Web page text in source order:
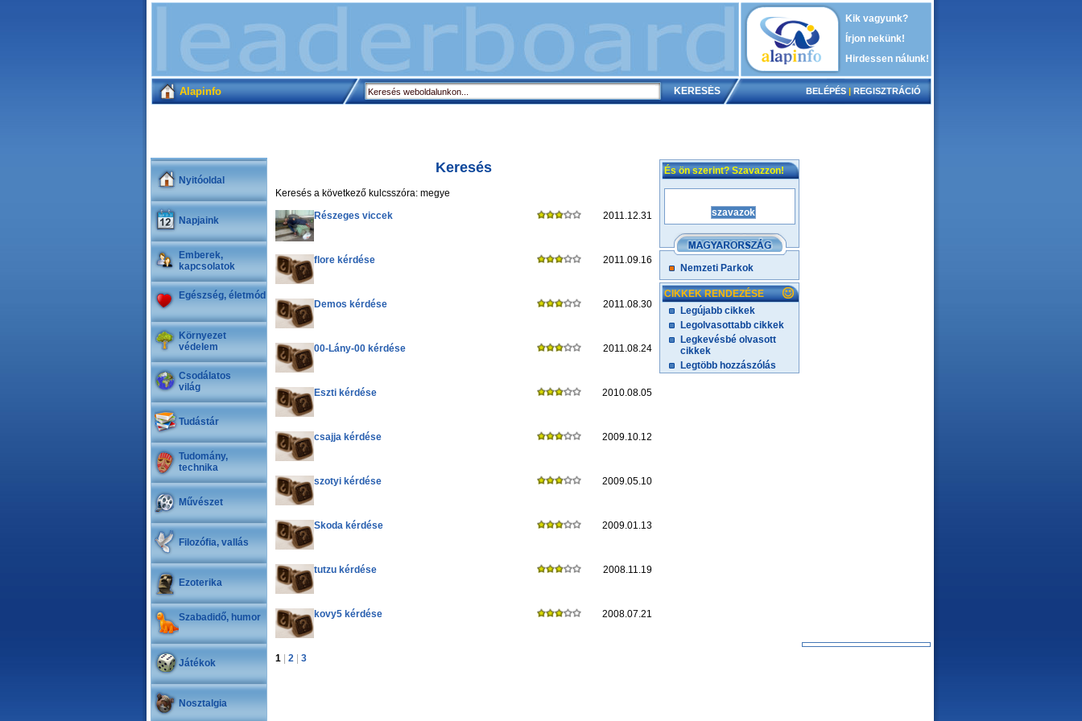
Kik vagyunk?
Írjon nekünk!
Hirdessen nálunk!
Alapinfo BELÉPÉS | REGISZTRÁCIÓ
Nyitóoldal
Napjaink
Emberek,
kapcsolatok
Egészség, életmód
Környezet
védelem
Csodálatos
világ
Tudástár
Tudomány,
technika
Művészet
Filozófia, vallás
Ezoterika
Szabadidő, humor
Játékok
Nosztalgia
Keresés
Keresés a következő kulcsszóra: megye
Részeges viccek
2011.12.31
flore kérdése 2011.09.16
Demos kérdése 2011.08.30
00-Lány-00 kérdése 2011.08.24
Eszti kérdése 2010.08.05
csajja kérdése 2009.10.12
szotyi kérdése 2009.05.10
Skoda kérdése 2009.01.13
tutzu kérdése 2008.11.19
kovy5 kérdése 2008.07.21
1 2 3
És ön szerint? Szavazzon!
Nemzeti Parkok
CIKKEK RENDEZÉSE
Legújabb cikkek
Legolvasottabb cikkek
Legkevésbé olvasott
cikkek
Legtöbb hozzászólás